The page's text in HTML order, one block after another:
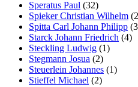
Speratus Paul (32)
Spieker Christian Wilhelm
Spitta Carl Johann Philipp
Starck Johann Friedrich (4)
Steckling Ludwig (1)
Stegmann Josua (2)
Steuerlein Johannes (1)
Stieffel Michael (2)